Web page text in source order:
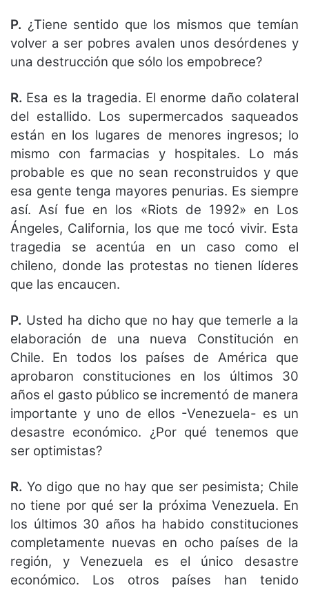
P. ¿Tiene sentido que los mismos que temían
volver a ser pobres avalen unos desórdenes y
una destrucción que sólo los empobrece?
R. Esa es la tragedia. El enorme daño colateral
del estallido. Los supermercados saqueados
están en los lugares de menores ingresos; lo
mismo con farmacias y hospitales. Lo más
probable es que no sean reconstruidos y que
esa gente tenga mayores penurias. Es siempre
así. Así fue en los «Riots de 1992» en Los
Ángeles, California, los que me tocó vivir. Esta
tragedia se acentúa en un caso como el
chileno, donde las protestas no tienen líderes
que las encaucen.
P. Usted ha dicho que no hay que temerle a la
elaboración de una nueva Constitución en
Chile. En todos los países de América que
aprobaron constituciones en los últimos 30
años el gasto público se incrementó de manera
importante y uno de ellos -Venezuela- es un
desastre económico. ¿Por qué tenemos que
ser optimistas?
R. Yo digo que no hay que ser pesimista; Chile
no tiene por qué ser la próxima Venezuela. En
los últimos 30 años ha habido constituciones
completamente nuevas en ocho países de la
región, y Venezuela es el único desastre
económico. Los otros países han tenido